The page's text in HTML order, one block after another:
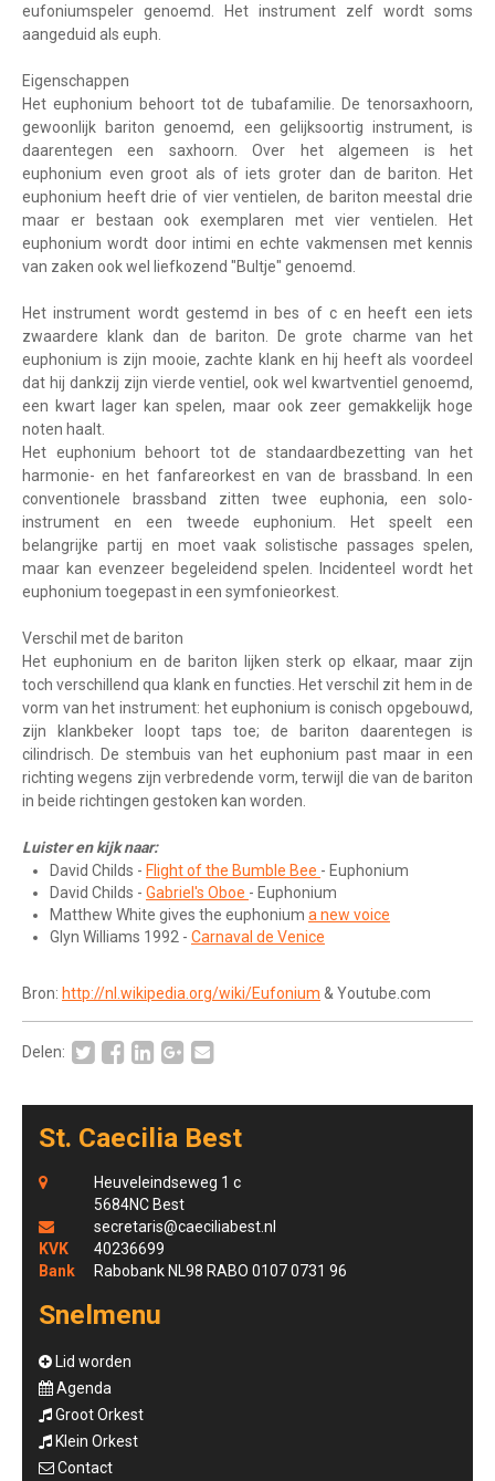
eufoniumspeler genoemd. Het instrument zelf wordt soms
aangeduid als euph.
Eigenschappen
Het euphonium behoort tot de tubafamilie. De tenorsaxhoorn,
gewoonlijk bariton genoemd, een gelijksoortig instrument, is
daarentegen een saxhoorn. Over het algemeen is het
euphonium even groot als of iets groter dan de bariton. Het
euphonium heeft drie of vier ventielen, de bariton meestal drie
maar er bestaan ook exemplaren met vier ventielen. Het
euphonium wordt door intimi en echte vakmensen met kennis
van zaken ook wel liefkozend "Bultje" genoemd.
Het instrument wordt gestemd in bes of c en heeft een iets
zwaardere klank dan de bariton. De grote charme van het
euphonium is zijn mooie, zachte klank en hij heeft als voordeel
dat hij dankzij zijn vierde ventiel, ook wel kwartventiel genoemd,
een kwart lager kan spelen, maar ook zeer gemakkelijk hoge
noten haalt.
Het euphonium behoort tot de standaardbezetting van het
harmonie- en het fanfareorkest en van de brassband. In een
conventionele brassband zitten twee euphonia, een solo-
instrument en een tweede euphonium. Het speelt een
belangrijke partij en moet vaak solistische passages spelen,
maar kan evenzeer begeleidend spelen. Incidenteel wordt het
euphonium toegepast in een symfonieorkest.
Verschil met de bariton
Het euphonium en de bariton lijken sterk op elkaar, maar zijn
toch verschillend qua klank en functies. Het verschil zit hem in de
vorm van het instrument: het euphonium is conisch opgebouwd,
zijn klankbeker loopt taps toe; de bariton daarentegen is
cilindrisch. De stembuis van het euphonium past maar in een
richting wegens zijn verbredende vorm, terwijl die van de bariton
in beide richtingen gestoken kan worden.
Luister en kijk naar:
David Childs - Flight of the Bumble Bee - Euphonium
David Childs - Gabriel's Oboe - Euphonium
Matthew White gives the euphonium a new voice
Glyn Williams 1992 - Carnaval de Venice
Bron: http://nl.wikipedia.org/wiki/Eufonium & Youtube.com
Delen:
St. Caecilia Best
Heuveleindseweg 1 c
5684NC Best
secretaris@caeciliabest.nl
KVK
40236699
Bank
Rabobank NL98 RABO 0107 0731 96
Snelmenu
Lid worden
Agenda
Groot Orkest
Klein Orkest
Contact